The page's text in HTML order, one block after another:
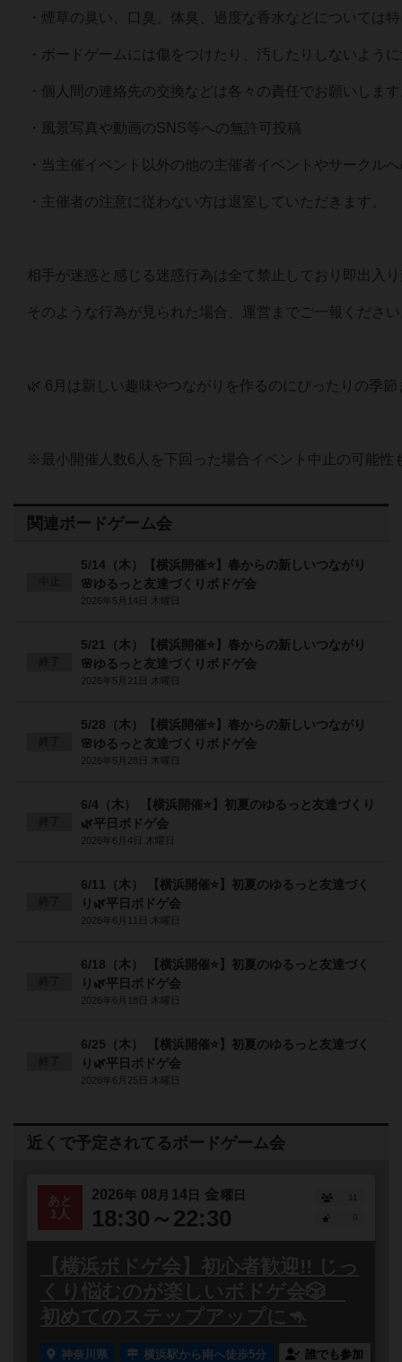
・煙草の臭い、口臭、体臭、過度な香水などについては
・ボードゲームには傷をつけたり、汚したりしないよう
・個人間の連絡先の交換などは各々の責任でお願いしま
・風景写真や動画のSNS等への無許可投稿
・当主催イベント以外の他の主催者イベントやサークル
・主催者の注意に従わない方は退室していただきます。
相手が迷惑と感じる迷惑行為は全て禁止しており即出入
そのような行為が見られた場合、運営までご一報くださ
🌿 6月は新しい趣味やつながりを作るのにぴったりの季
※最小開催人数6人を下回った場合イベント中止の可能性
関連ボードゲーム会
5/14（木）【横浜開催⭐️】春からの新しいつながり
🌸ゆるっと友達づくりボドゲ会
2026年5月14日 木曜日
5/21（木）【横浜開催⭐️】春からの新しいつながり
🌸ゆるっと友達づくりボドゲ会
2026年5月21日 木曜日
5/28（木）【横浜開催⭐️】春からの新しいつながり
🌸ゆるっと友達づくりボドゲ会
2026年5月28日 木曜日
6/4（木） 【横浜開催⭐️】初夏のゆるっと友達づくり
🌿平日ボドゲ会
2026年6月4日 木曜日
6/11（木） 【横浜開催⭐️】初夏のゆるっと友達づく
り🌿平日ボドゲ会
2026年6月11日 木曜日
6/18（木） 【横浜開催⭐️】初夏のゆるっと友達づく
り🌿平日ボドゲ会
2026年6月18日 木曜日
6/25（木） 【横浜開催⭐️】初夏のゆるっと友達づく
り🌿平日ボドゲ会
2026年6月25日 木曜日
近くで予定されてるボードゲーム会
あと
1人
2026年 08 月 14 日 金曜日
18:30～22:30
11
【横浜ボドゲ会】初心者歓迎!! じっ
くり悩むのが楽しいボドゲ会🎲
初めてのステップアップに🦘
神奈川県 横浜駅から南へ徒歩5分 誰でも参加